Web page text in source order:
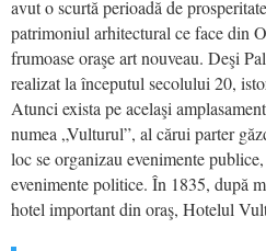
avut o scurtă perioadă de
patrimoniul arhitectural ce face din
frumoase oraşe art nouveau. Deşi
realizat la începutul secolului 20,
Atunci exista pe acelaşi
numea „Vulturul”, al cărui parter
loc se organizau evenimente
evenimente politice. În 1835, după
hotel important din oraş, Hotelul